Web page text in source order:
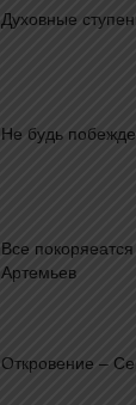
Духовные
Не будь
Все
Артемьев
Откровение –